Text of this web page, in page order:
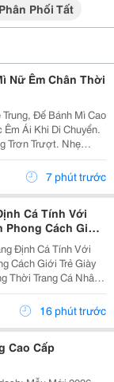
Phối Tất
Nữ Êm Chân Thời
Đế Bánh Mì Cao
Ái Khi Di Chuyển.
Quần Jean, Quần Short Đều Đẹp. Phù Hợp...7 phút trước
Cá Tính Với
Phong Cách Giới
Định Cá Tính Với
Giới Trẻ Giày
Thời Trang Cá Nhân
Mặc Đẹp, Việc Thể...
16 phút trước
Cao Cấp